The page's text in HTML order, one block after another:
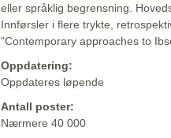
eller språklig begrensning.
Innførsler i flere trykte,
"Contemporary approaches to
Oppdatering:
Oppdateres løpende
Antall poster:
Nærmere 40 000